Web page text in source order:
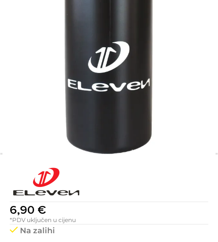
6,90 €
*PDV uključen u cijenu
Na zalihi